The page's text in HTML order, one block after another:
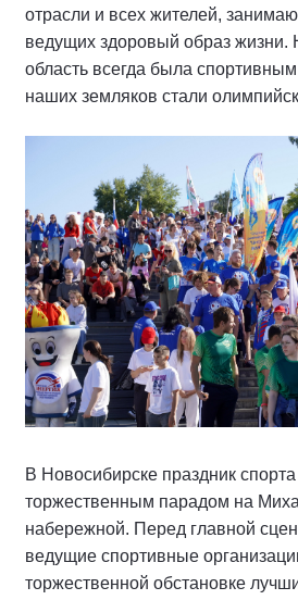
отрасли и всех жителей,
ведущих здоровый образ жизни.
область всегда была
наших земляков стали
В Новосибирске праздник
торжественным парадом на
набережной. Перед главной
ведущие спортивные
торжественной обстановке